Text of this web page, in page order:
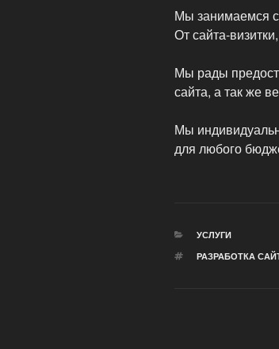
Мы занимаемся
От сайта-
Мы рады
сайта, а так же
Мы
для любого
РУБРИКИ
УСЛУГИ
МЕТКИ
РАЗРАБОТКА